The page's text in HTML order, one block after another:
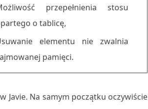
przepełnienia stosu
o tablicę,
elementu nie zwalnia
pamięci.
Na samym początku oczywiście